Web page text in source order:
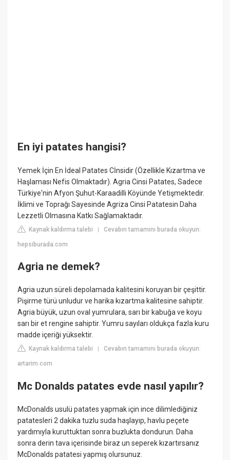
En iyi patates hangisi?
Yemek İçin En İdeal Patates Cİnsidir (Özellikle Kızartma ve
Haşlaması Nefis Olmaktadır). Agria Cinsi Patates, Sadece
Türkiye'nin Afyon Şuhut-Karaadilli Köyünde Yetişmektedir.
İklimi ve Toprağı Sayesinde Agriza Cinsi Patatesin Daha
Lezzetli Olmasına Katkı Sağlamaktadır.
Kaynak kaldırma talebi |Cevabın tamamını burada okuyun:
hepsiburada.com
Agria ne demek?
Agria uzun süreli depolamada kalitesini koruyan bir çeşittir.
Pişirme türü unludur ve harika kızartma kalitesine sahiptir.
Agria büyük, uzun oval yumrulara, sarı bir kabuğa ve koyu
sarı bir et rengine sahiptir. Yumru sayıları oldukça fazla kuru
madde içeriği yüksektir.
Kaynak kaldırma talebi |Cevabın tamamını burada okuyun:
artarim.com
Mc Donalds patates evde nasıl yapılır?
McDonalds usulü patates yapmak için ince dilimlediğiniz
patatesleri 2 dakika tuzlu suda haşlayıp, havlu peçete
yardımıyla kuruttuktan sonra buzlukta dondurun. Daha
sonra derin tava içerisinde biraz un seperek kızartırsanız
McDonalds patatesi yapmış olursunuz.